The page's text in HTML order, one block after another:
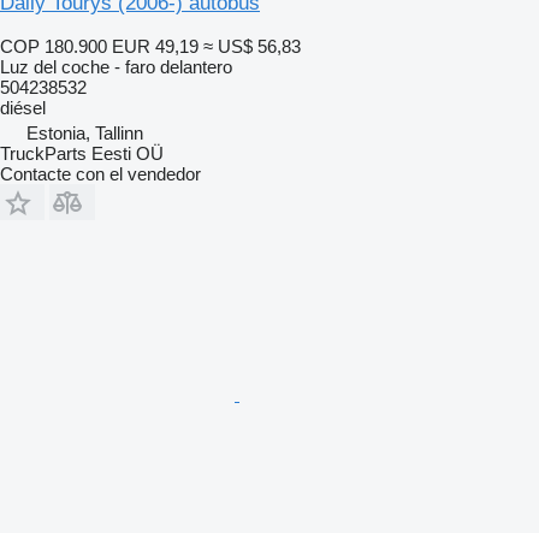
COP 180.900 EUR 49,19 ≈ US$ 56,83
Luz del coche - faro delantero
504238532
diésel
Estonia, Tallinn
TruckParts Eesti OÜ
Contacte con el vendedor